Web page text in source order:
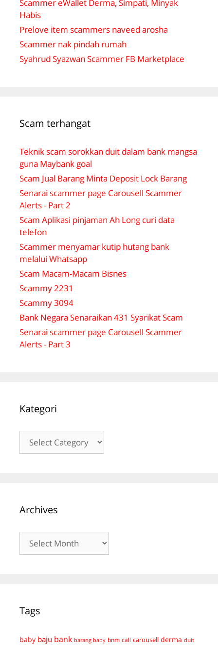
Scammer eWallet Derma, Simpati, Minyak
Habis
Prelove item scammers naveed arosha
Scammer nak pindah rumah
Syahrud Syazwan Scammer FB Marketplace
Scam terhangat
Teknik scam sorokkan duit dalam bank mangsa
guna Maybank goal
Scam Jual Barang Minta Deposit Lock Barang
Senarai scammer page Carousell Scammer
Alerts - Part 2
Scam Aplikasi pinjaman Ah Long curi data
telefon
Scammer menyamar kutip hutang bank
melalui Whatsapp
Scam Macam-Macam Bisnes
Scammy 2231
Scammy 3094
Bank Negara Senaraikan 431 Syarikat Scam
Senarai scammer page Carousell Scammer
Alerts - Part 3
Kategori
Archives
Tags
baby baju bank barang baby bnm call carousell derma duit